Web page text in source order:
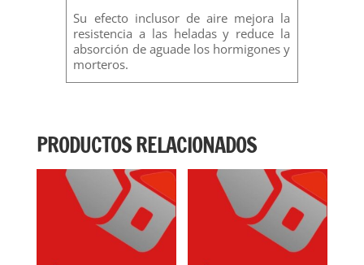
Su efecto inclusor de aire mejora la
resistencia a las heladas y reduce la
absorción de aguade los hormigones y
morteros.
PRODUCTOS RELACIONADOS